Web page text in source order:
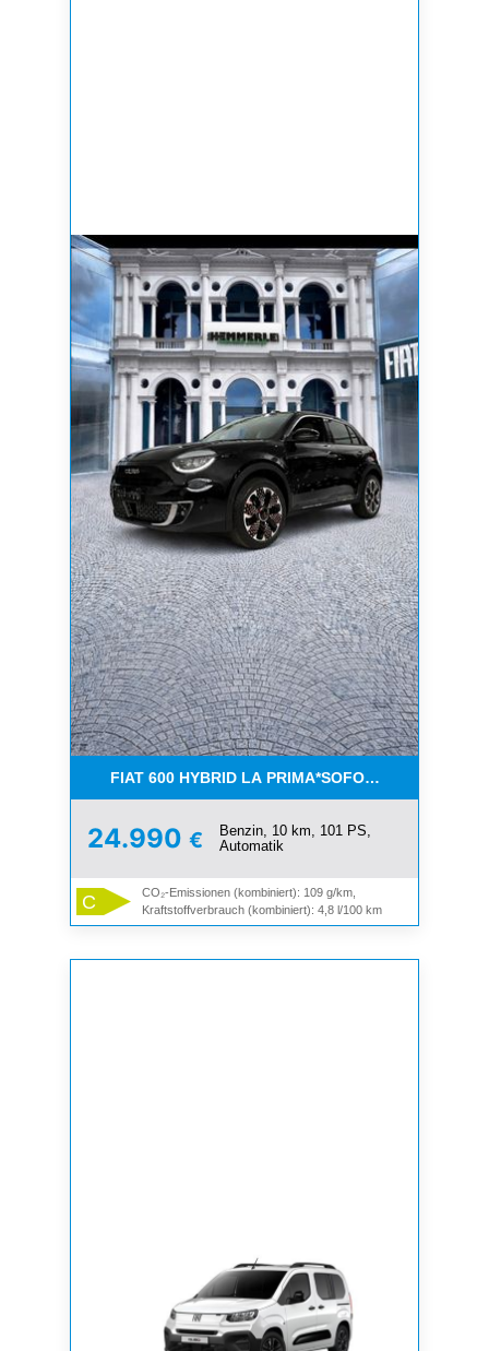
FIAT 600 HYBRID LA PRIMA*SOFORT
24.990 €
Benzin, 10 km, 101 PS,
Automatik
C
CO₂-Emissionen (kombiniert): 109 g/km,
Kraftstoffverbrauch (kombiniert): 4,8 l/100 km